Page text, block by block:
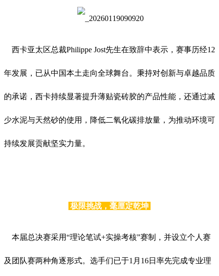
西卡亚太区总裁Philippe Jost先生在致辞中表示，赛事历经12
年发展，已从中国本土走向全球舞台。秉持对创新与卓越品质
的承诺，西卡持续显著提升薄贴瓷砖胶的产品性能，还通过减
少水泥与天然砂的使用，降低二氧化碳排放量，为推动环境可
持续发展贡献坚实力量。
极限挑战，毫厘定乾坤
本届总决赛采用“理论笔试+实操考核”赛制，并设立个人赛
及团队赛两种角逐形式。选手们已于1月16日率先完成专业理